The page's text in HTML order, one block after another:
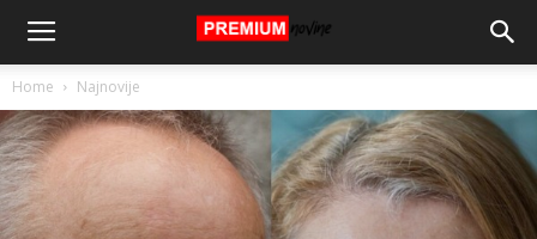
Home Najnovije